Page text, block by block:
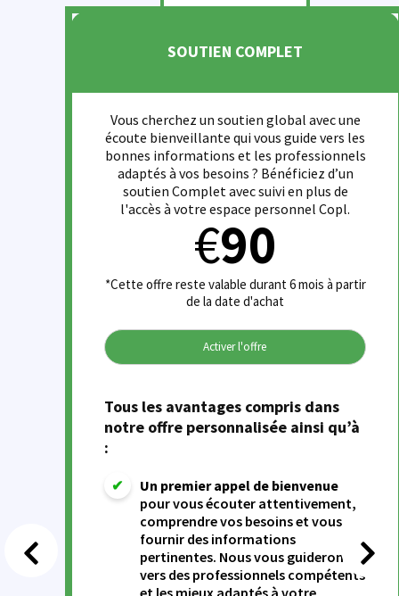
SOUTIEN COMPLET
Vous cherchez un soutien global avec une
écoute bienveillante qui vous guide vers les
bonnes informations et les professionnels
adaptés à vos besoins ? Bénéficiez d’un
soutien Complet avec suivi en plus de
l'accès à votre espace personnel Copl.
€90
*Cette offre reste valable durant 6 mois à partir
de la date d'achat
Activer l'offre
Tous les avantages compris dans
notre offre personnalisée ainsi qu’à
:
✔ Un premier appel de bienvenue
pour vous écouter attentivement,
comprendre vos besoins et vous
fournir des informations
pertinentes. Nous vous guiderons
vers des professionnels compétents
et les mieux adaptés à votre